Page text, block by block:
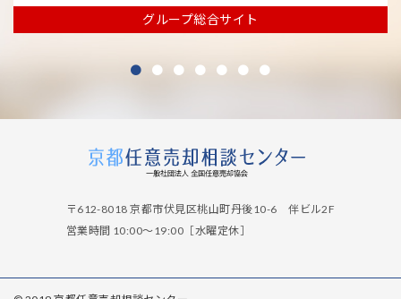
グループ総合サイト
〒612-8018 京都市伏見区桃山町丹後10-6 伴ビル2F
営業時間 10:00～19:00［水曜定休］